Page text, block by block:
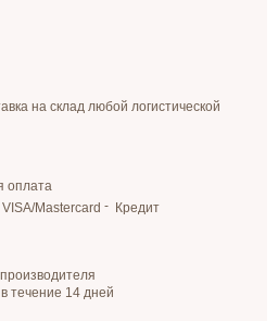
на склад любой логистической
оплата
Mastercard
Кредит
течение 14 дней